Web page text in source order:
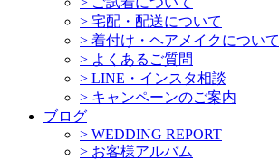
> 宅配・配送について
> 着付け・ヘアメイクについて
> よくあるご質問
> LINE・インスタ相談
> キャンペーンのご案内
ブログ
> WEDDING REPORT
> お客様アルバム